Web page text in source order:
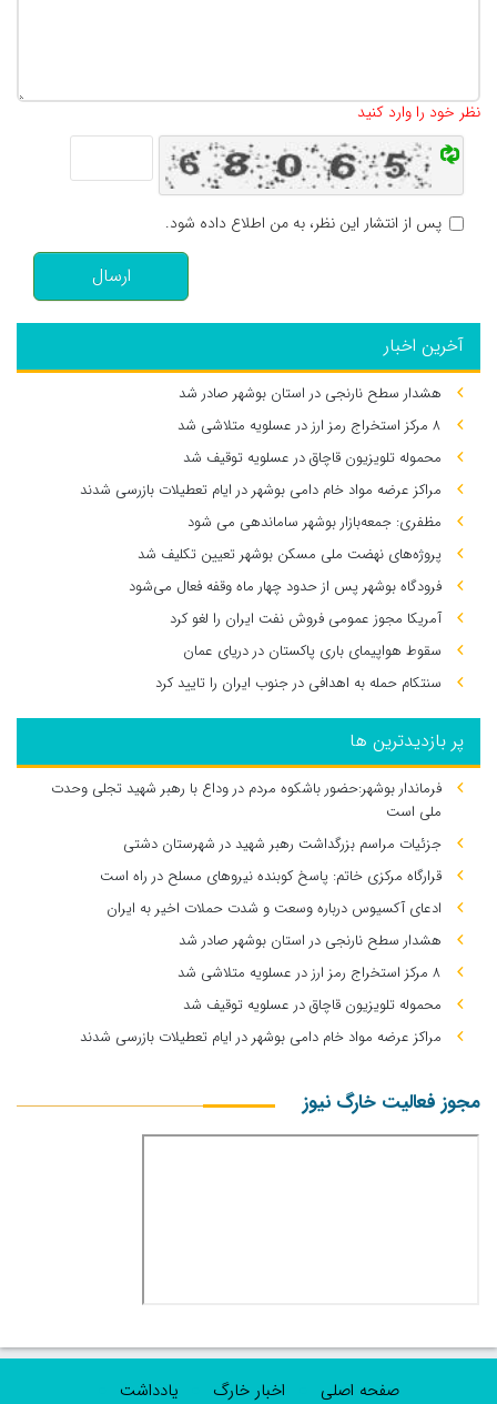
نظر خود را وارد کنید
پس از انتشار این نظر، به من اطلاع داده شود.
ارسال
آخرین اخبار
هشدار سطح نارنجی در استان بوشهر صادر شد
۸ مرکز استخراج رمز ارز در عسلویه متلاشی شد
محموله تلویزیون قاچاق در عسلویه توقیف شد
مراکز عرضه مواد خام دامی بوشهر در ایام تعطیلات بازرسی شدند
مظفری: جمعه‌بازار بوشهر ساماندهی می‌ شود
پروژه‌های نهضت ملی مسکن بوشهر تعیین تکلیف شد
فرودگاه بوشهر پس از حدود چهار ماه وقفه فعال می‌شود
آمریکا مجوز عمومی فروش نفت ایران را لغو کرد
سقوط هواپیمای باری پاکستان در دریای عمان
سنتکام حمله به اهدافی در جنوب ایران را تایید کرد
پر بازدیدترین ها
فرماندار بوشهر:حضور باشکوه مردم در وداع با رهبر شهید تجلی وحدت
ملی است
جزئیات مراسم بزرگداشت رهبر شهید در شهرستان دشتی
قرارگاه مرکزی خاتم: پاسخ کوبنده نیروهای مسلح در راه است
ادعای آکسیوس درباره وسعت و شدت حملات اخیر به ایران
هشدار سطح نارنجی در استان بوشهر صادر شد
۸ مرکز استخراج رمز ارز در عسلویه متلاشی شد
محموله تلویزیون قاچاق در عسلویه توقیف شد
مراکز عرضه مواد خام دامی بوشهر در ایام تعطیلات بازرسی شدند
مجوز فعالیت خارگ نیوز
صفحه اصلی اخبار خارگ یادداشت